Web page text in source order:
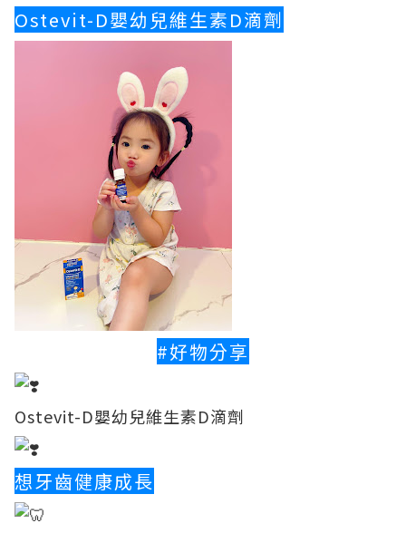
Ostevit-D嬰幼兒維生素D滴劑
#好物分享
Ostevit-D嬰幼兒維生素D滴劑
想牙齒健康成長